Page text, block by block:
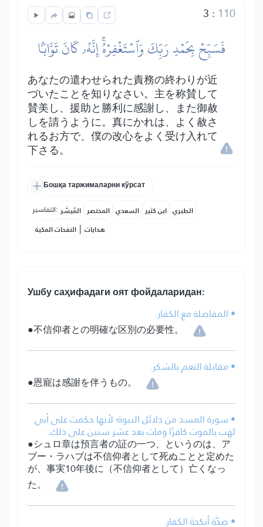
3 : 110
فَسَبِّحۡ بِحَمۡدِ رَبِّكَ وَٱسۡتَغۡفِرۡهُۚ إِنَّهُۥ كَانَ تَوَّابَۢا
あなたの遣わせられた責務の終わりが近
づいたことを知りなさい。主を称賛して
賛美し、援助と勝利に感謝し、また御赦
しを請うように。真にかれは、よく赦さ
れるお方で、僕の改心をよく受け入れて
下さる。
Бошқа таржималарни кўрсат
التفاسير: المُيسَّر المختصر السعدي ابن كثير الطبري
النفحات المكية | هدايات
Ушбу саҳифадаги оят фойдаларидан:
• المفاصلة مع الكفار.
●不信仰者との明確な区別の必要性。
• مقابلة النعم بالشكر.
●恩寵は感謝を伴うもの。
• سورة المسد من دلائل النبوة؛ لأنها حكمت على أبي
لهب بالموت كافرًا ومات بعد عشر سنين على ذلك.
●シュロ章は預言者の証の一つ、というのは、ア
ブー・ラハブは不信仰者として死ぬことと定めた
が、事実10年後に（不信仰者として）亡くなっ
た。
• صِحَّة أنكحة الكفار.